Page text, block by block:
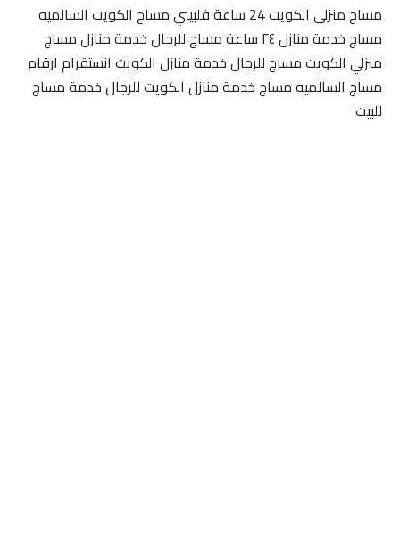
مساج منزلى الكويت 24 ساعة فلبيني مساج الكويت السالميه
مساج خدمة منازل ٢٤ ساعة مساج للرجال خدمة منازل مساج
منزلي الكويت مساج للرجال خدمة منازل الكويت انستقرام ارقام
مساج السالميه مساج خدمة منازل الكويت للرجال خدمة مساج
للبيت